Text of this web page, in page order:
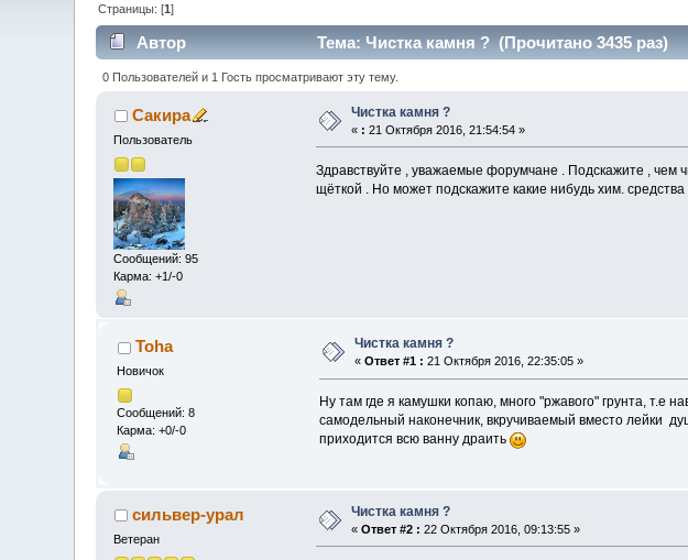
Страницы: [1]
Автор Тема: Чистка камня ? (Прочитано 3435 раз)
0 Пользователей и 1 Гость просматривают эту тему.
Сакира
Пользователь
Сообщений: 95
Карма: +1/-0
Чистка камня ?
« : 21 Октября 2016, 21:54:54 »
Здравствуйте , уважаемые форумчане . Подскажите , чем
щёткой . Но может подскажите какие нибудь хим.
Toha
Новичок
Сообщений: 8
Карма: +0/-0
Чистка камня ?
«Ответ #1 : 21 Октября 2016, 22:35:05 »
Ну там где я камушки копаю, много "ржавого" грунта,
самодельный наконечник, вкручиваемый вместо лейки
приходится всю ванну драить
сильвер-урал
Ветеран
Чистка камня ?
«Ответ #2 : 22 Октября 2016, 09:13:55 »